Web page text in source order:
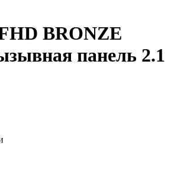
BRONZE
панель 2.1